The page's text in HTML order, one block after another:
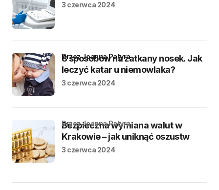
3 czerwca 2024
8 sposobów na zatkany nosek. Jak
leczyć katar u niemowlaka?
przez Joanna Patyra
3 czerwca 2024
Bezpieczna wymiana walut w
Krakowie – jak uniknąć oszustw
przez Joanna Patyra
3 czerwca 2024